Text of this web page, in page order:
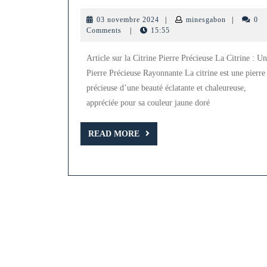
Citrine
:
Pierre
Précieuse
Lumineuse
à
Découvrir
03 novembre 2024 03
novembre
minesgabon minesgabon
0
Comments
15:55
Article sur la Citrine Pierre Précieuse La Citrine :
Pierre Précieuse Rayonnante La citrine est une pierre
précieuse d’une beauté éclatante et chaleureuse,
appréciée pour sa couleur jaune doré
READ MORE
READ
MORE